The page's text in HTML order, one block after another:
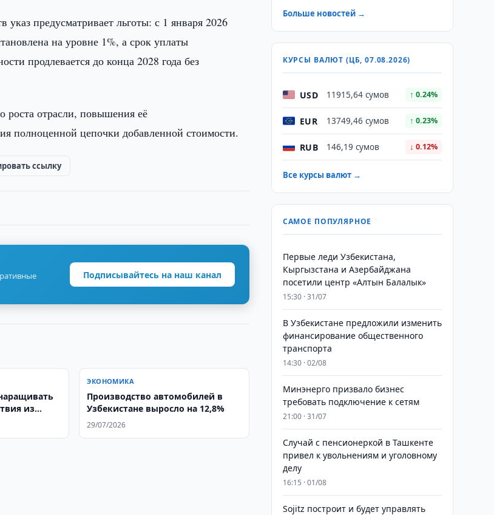
предусматривает льготы: с 1 января 2026
на уровне 1%, а срок уплаты
продлевается до конца 2028 года без
роста отрасли, повышения её
полноценной цепочки добавленной стоимости.
ссылку
Подписывайтесь на наш канал
из
ЭКОНОМИКА
Производство автомобилей в
Узбекистане выросло на 12,8%
29/07/2026
Больше новостей →
КУРСЫ ВАЛЮТ (ЦБ, 07.08.2026)
USD 11915,64 сумов ↑ 0.24%
EUR 13749,46 сумов ↑ 0.23%
RUB 146,19 сумов ↓ 0.12%
Все курсы валют →
САМОЕ ПОПУЛЯРНОЕ
Первые леди Узбекистана,
Кыргызстана и Азербайджана
посетили центр «Алтын Балалык»
15:30 · 31/07
В Узбекистане предложили изменить
финансирование общественного
транспорта
14:30 · 02/08
Минэнерго призвало бизнес
требовать подключение к сетям
21:00 · 31/07
Случай с пенсионеркой в Ташкенте
привел к увольнениям и уголовному
делу
16:15 · 01/08
Sojitz построит и будет управлять